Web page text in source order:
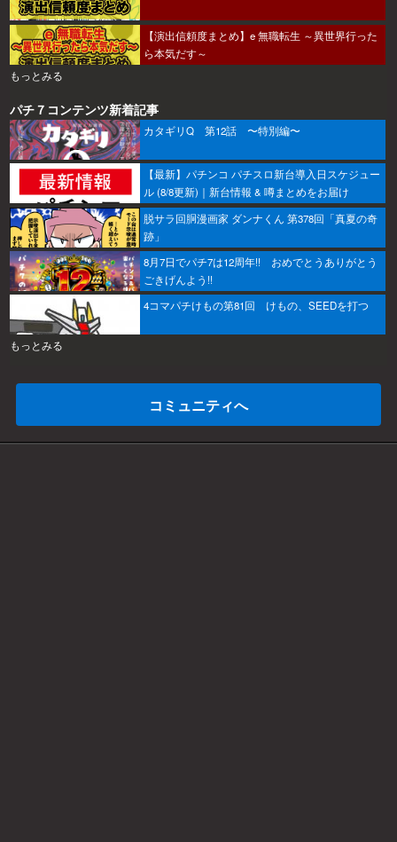
【演出信頼度まとめ】e 無職転生 ～異世界行った
ら本気だす～
もっとみる
パチ７コンテンツ新着記事
カタギリQ 第12話 〜特別編〜
【最新】パチンコ パチスロ新台導入日スケジュー
ル (8/8更新)｜新台情報 & 噂まとめをお届け
脱サラ回胴漫画家 ダンナくん 第378回「真夏の奇
跡」
8月7日でパチ7は12周年!! おめでとうありがとう
ごきげんよう!!
4コマパチけもの第81回 けもの、SEEDを打つ
もっとみる
コミュニティへ